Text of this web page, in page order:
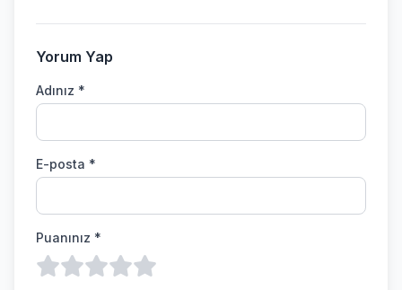
Yorum Yap
Adınız *
E-posta *
Puanınız *